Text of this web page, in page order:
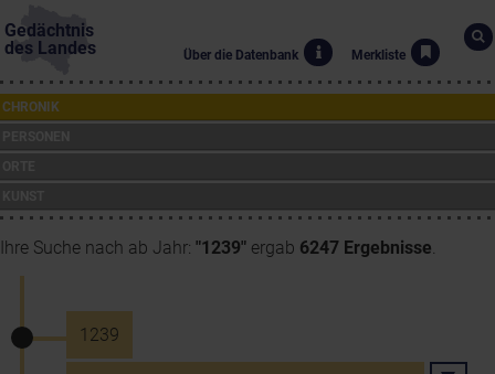
Gedächtnis
des Landes
Über die Datenbank Merkliste
CHRONIK
Ihre Suche nach ab Jahr: "1239" ergab 6247 Ergebnisse.
1239